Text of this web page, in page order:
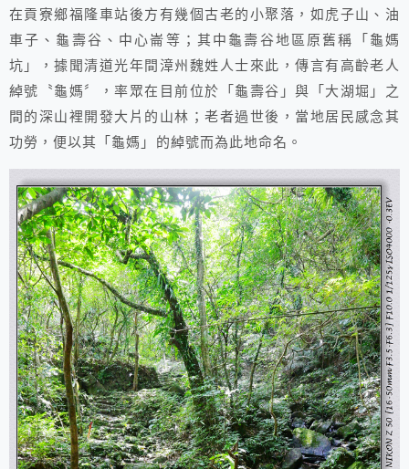
在貢寮鄉福隆車站後方有幾個古老的小聚落，如虎子山、油
車子、龜壽谷、中心崙等；其中龜壽谷地區原舊稱「龜媽
坑」，據聞清道光年間漳州魏姓人士來此，傳言有高齡老人
綽號〝龜媽〞，率眾在目前位於「龜壽谷」與「大湖堀」之
間的深山裡開發大片的山林；老者過世後，當地居民感念其
功勞，便以其「龜媽」的綽號而為此地命名。